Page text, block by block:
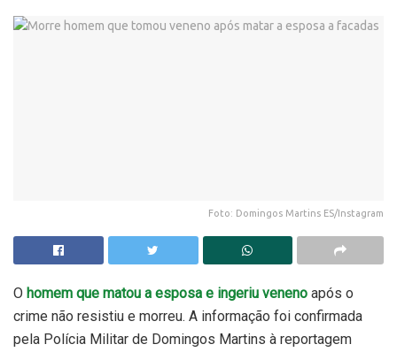
Foto: Domingos Martins ES/Instagram
O homem que matou a esposa e ingeriu veneno após o
crime não resistiu e morreu. A informação foi confirmada
pela Polícia Militar de Domingos Martins à reportagem